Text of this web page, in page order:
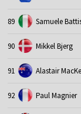
89 Samuele
90 Mikkel Bjerg
91 Alastair
92 Paul Magnier